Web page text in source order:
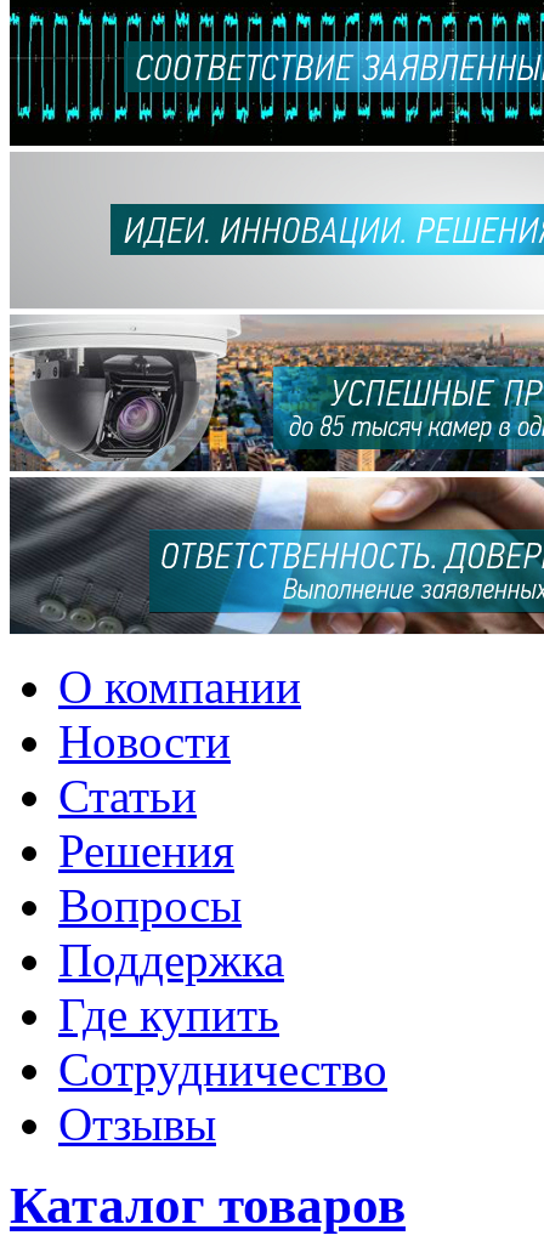
О компании
Новости
Статьи
Решения
Вопросы
Поддержка
Где купить
Сотрудничество
Отзывы
Каталог товаров